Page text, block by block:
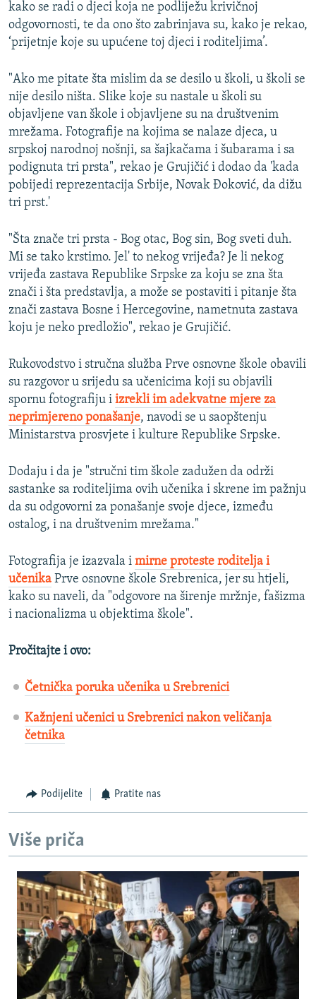
kako se radi o djeci koja ne podliježu krivičnoj
odgovornosti, te da ono što zabrinjava su, kako je rekao,
‘prijetnje koje su upućene toj djeci i roditeljima’.
"Ako me pitate šta mislim da se desilo u školi, u školi se
nije desilo ništa. Slike koje su nastale u školi su
objavljene van škole i objavljene su na društvenim
mrežama. Fotografije na kojima se nalaze djeca, u
srpskoj narodnoj nošnji, sa šajkačama i šubarama i sa
podignuta tri prsta", rekao je Grujičić i dodao da 'kada
pobijedi reprezentacija Srbije, Novak Đoković, da dižu
tri prst.'
"Šta znače tri prsta - Bog otac, Bog sin, Bog sveti duh.
Mi se tako krstimo. Jel' to nekog vrijeđa? Je li nekog
vrijeđa zastava Republike Srpske za koju se zna šta
znači i šta predstavlja, a može se postaviti i pitanje šta
znači zastava Bosne i Hercegovine, nametnuta zastava
koju je neko predložio", rekao je Grujičić.
Rukovodstvo i stručna služba Prve osnovne škole obavili
su razgovor u srijedu sa učenicima koji su objavili
spornu fotografiju i izrekli im adekvatne mjere za
neprimjereno ponašanje, navodi se u saopštenju
Ministarstva prosvjete i kulture Republike Srpske.
Dodaju i da je "stručni tim škole zadužen da održi
sastanke sa roditeljima ovih učenika i skrene im pažnju
da su odgovorni za ponašanje svoje djece, između
ostalog, i na društvenim mrežama."
Fotografija je izazvala i mirne proteste roditelja i
učenika Prve osnovne škole Srebrenica, jer su htjeli,
kako su naveli, da "odgovore na širenje mržnje, fašizma
i nacionalizma u objektima škole".
Pročitajte i ovo:
Četnička poruka učenika u Srebrenici
Kažnjeni učenici u Srebrenici nakon veličanja
četnika
Podijelite Pratite nas
Više priča